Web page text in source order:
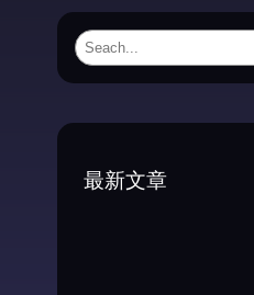
S
最新文章